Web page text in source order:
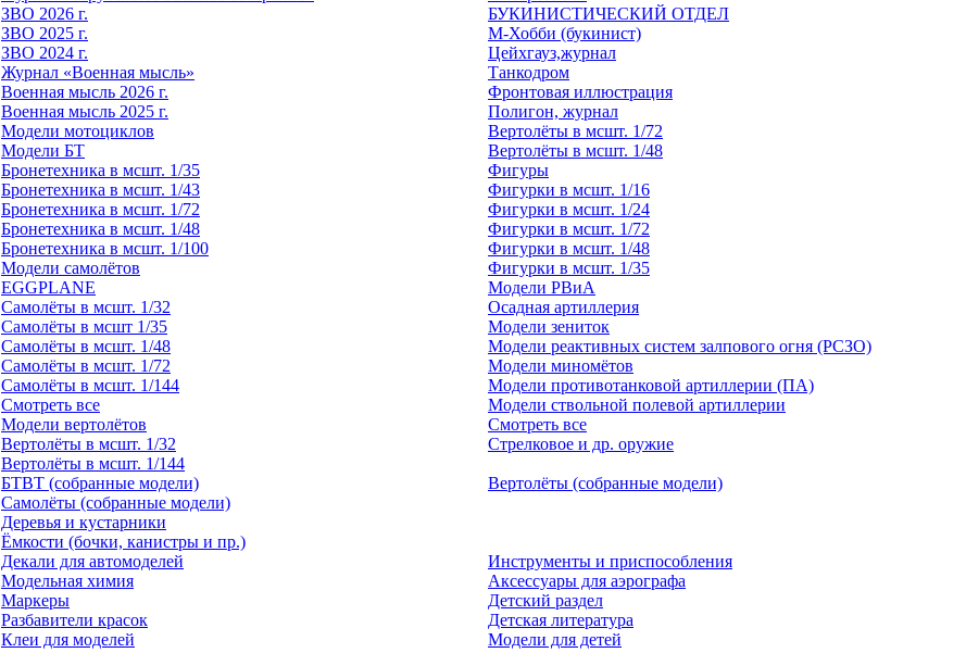
ЗВО 2026 г.
ЗВО 2025 г.
ЗВО 2024 г.
Журнал «Военная мысль»
Военная мысль 2026 г.
Военная мысль 2025 г.
БУКИНИСТИЧЕСКИЙ ОТДЕЛ
М-Хобби (букинист)
Цейхгауз,журнал
Танкодром
Фронтовая иллюстрация
Полигон, журнал
Модели мотоциклов
Модели БТ
Бронетехника в мсшт. 1/35
Бронетехника в мсшт. 1/43
Бронетехника в мсшт. 1/72
Бронетехника в мсшт. 1/48
Бронетехника в мсшт. 1/100
Модели самолётов
EGGPLANE
Самолёты в мсшт. 1/32
Самолёты в мсшт 1/35
Самолёты в мсшт. 1/48
Самолёты в мсшт. 1/72
Самолёты в мсшт. 1/144
Смотреть все
Модели вертолётов
Вертолёты в мсшт. 1/32
Вертолёты в мсшт. 1/144
Вертолёты в мсшт. 1/72
Вертолёты в мсшт. 1/48
Фигуры
Фигурки в мсшт. 1/16
Фигурки в мсшт. 1/24
Фигурки в мсшт. 1/72
Фигурки в мсшт. 1/48
Фигурки в мсшт. 1/35
Модели РВиА
Осадная артиллерия
Модели зениток
Модели реактивных систем залпового огня (РСЗО)
Модели миномётов
Модели противотанковой артиллерии (ПА)
Модели ствольной полевой артиллерии
Смотреть все
Стрелковое и др. оружие
БТВТ (собранные модели)
Самолёты (собранные модели)
Вертолёты (собранные модели)
Деревья и кустарники
Ёмкости (бочки, канистры и пр.)
Декали для автомоделей
Модельная химия
Маркеры
Разбавители красок
Клеи для моделей
Инструменты и приспособления
Аксессуары для аэрографа
Детский раздел
Детская литература
Модели для детей